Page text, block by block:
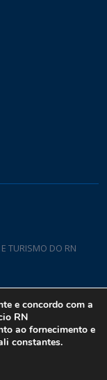
TURISMO DO RN
59075-760
e concordo com a
RN
ao fornecimento e
constantes.